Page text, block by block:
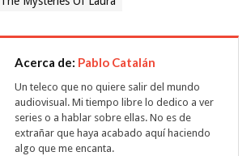
Acerca de: Pablo Catalán
Un teleco que no quiere salir del mundo
audiovisual. Mi tiempo libre lo dedico a ver
series o a hablar sobre ellas. No es de
extrañar que haya acabado aquí haciendo
algo que me encanta.